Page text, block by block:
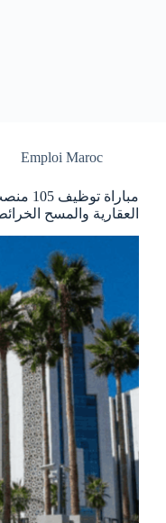
Emploi Maroc
العقارية والمسح الخرائطي